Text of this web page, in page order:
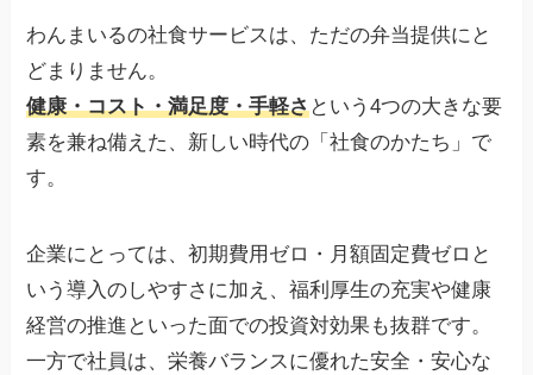
わんまいるの社食サービスは、ただの弁当提供にと
どまりません。
健康・コスト・満足度・手軽さという4つの大きな要
素を兼ね備えた、新しい時代の「社食のかたち」で
す。
企業にとっては、初期費用ゼロ・月額固定費ゼロと
いう導入のしやすさに加え、福利厚生の充実や健康
経営の推進といった面での投資対効果も抜群です。
一方で社員は、栄養バランスに優れた安全・安心な